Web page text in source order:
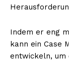
Indem er eng
kann ein Case
entwickeln, um